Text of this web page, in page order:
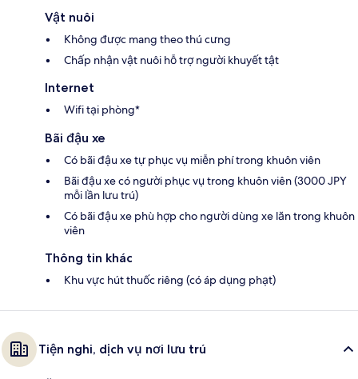
Vật nuôi
Không được mang theo thú cưng
Chấp nhận vật nuôi hỗ trợ người khuyết tật
Internet
Wifi tại phòng*
Bãi đậu xe
Có bãi đậu xe tự phục vụ miễn phí trong khuôn viên
Bãi đậu xe có người phục vụ trong khuôn viên (3000 JPY
mỗi lần lưu trú)
Có bãi đậu xe phù hợp cho người dùng xe lăn trong khuôn
viên
Thông tin khác
Khu vực hút thuốc riêng (có áp dụng phạt)
Tiện nghi, dịch vụ nơi lưu trú